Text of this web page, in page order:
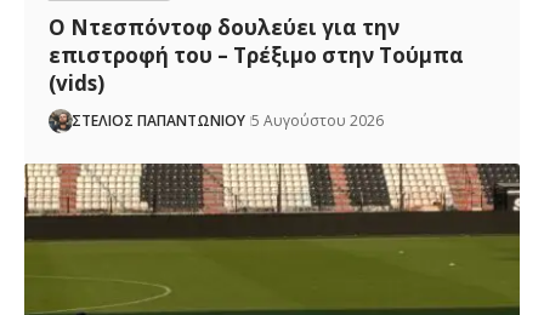
Ο Ντεσπόντοφ δουλεύει για την
επιστροφή του – Τρέξιμο στην Τούμπα
(vids)
ΣΤΕΛΙΟΣ ΠΑΠΑΝΤΩΝΙΟΥ 5 Αυγούστου 2026